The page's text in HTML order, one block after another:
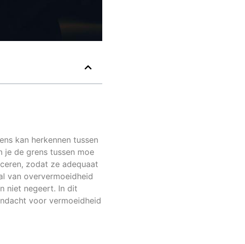
kan herkennen tussen
je de grens tussen moe
zodat ze adequaat
van oververmoeidheid
niet negeert. In dit
voor vermoeidheid